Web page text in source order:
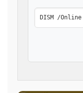
DISM /